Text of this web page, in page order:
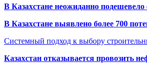
В Казахстане неожиданно
В Казахстане выявлено более 700
Системный подход к выбору
Казахстан отказывается провозить